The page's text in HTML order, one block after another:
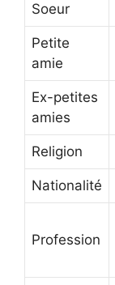
Soeur
Petite
amie
Ex-petites
amies
Religion
Nationalité
Profession